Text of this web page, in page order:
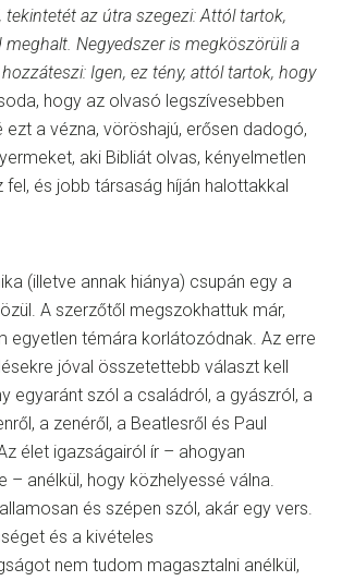
az útra szegezi: Attól tartok,
meghalt. Negyedszer is megköszörüli a
Igen, ez tény, attól tartok, hogy
hogy az olvasó legszívesebben
ezt a vézna, vöröshajú, erősen dadogó,
aki Bibliát olvas, kényelmetlen
fel, és jobb társaság híján halottakkal
(illetve annak hiánya) csupán egy a
A szerzőtől megszokhattuk már,
egyetlen témára korlátozódnak. Az erre
jóval összetettebb választ kell
egyaránt szól a családról, a gyászról, a
a zenéről, a Beatlesről és Paul
élet igazságairól ír – ahogyan
– anélkül, hogy közhelyessé válna.
és szépen szól, akár egy vers.
és a kivételes
nem tudom magasztalni anélkül,